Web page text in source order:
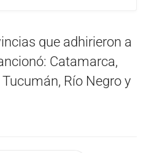
que adhirieron a
Catamarca,
Río Negro y